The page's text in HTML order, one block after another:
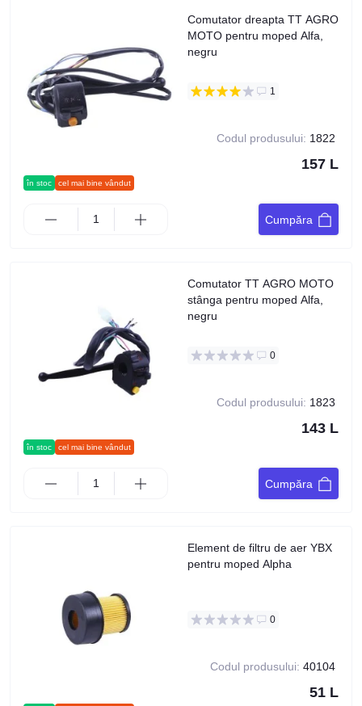
în stoc cel mai bine vândut
Comutator dreapta TT AGRO
MOTO pentru moped Alfa,
negru
1
Codul produsului: 1822
157 L
Cumpăra
în stoc cel mai bine vândut
Comutator TT AGRO MOTO
stânga pentru moped Alfa,
negru
0
Codul produsului: 1823
143 L
Cumpăra
Element de filtru de aer YBX
pentru moped Alpha
0
Codul produsului: 40104
51 L